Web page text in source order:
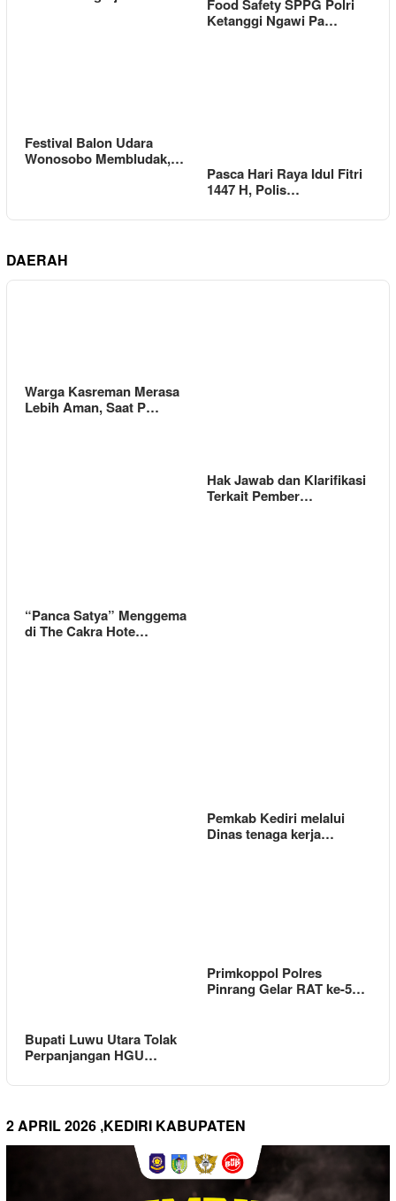
Food Safety SPPG Polri
Ketanggi Ngawi Pa…
Festival Balon Udara
Wonosobo Membludak,…
Pasca Hari Raya Idul Fitri
1447 H, Polis…
DAERAH
Warga Kasreman Merasa
Lebih Aman, Saat P…
Hak Jawab dan Klarifikasi
Terkait Pember…
“Panca Satya” Menggema
di The Cakra Hote…
Pemkab Kediri melalui
Dinas tenaga kerja…
Bupati Luwu Utara Tolak
Perpanjangan HGU…
Primkoppol Polres
Pinrang Gelar RAT ke-5…
2 APRIL 2026 ,KEDIRI KABUPATEN